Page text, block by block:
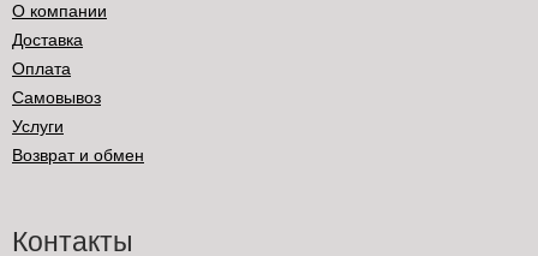
О компании
Доставка
Оплата
Самовывоз
Услуги
Возврат и обмен
Контакты